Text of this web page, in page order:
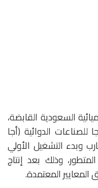
السعودية القابضة،
الدوائية (أجا
وبدء التشغيل الأولي
وذلك بعد إنتاج
المعايير المعتمدة.